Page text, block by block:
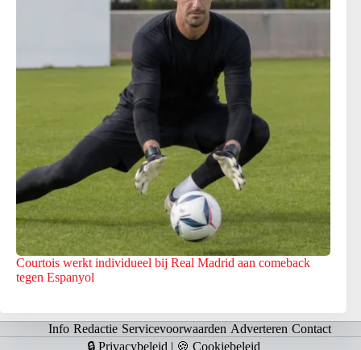
Courtois werkt individueel bij Real Madrid aan comeback
tegen Espanyol
Info Redactie Servicevoorwaarden Adverteren Contact
🔒 Privacybeleid | 🍪 Cookiebeleid